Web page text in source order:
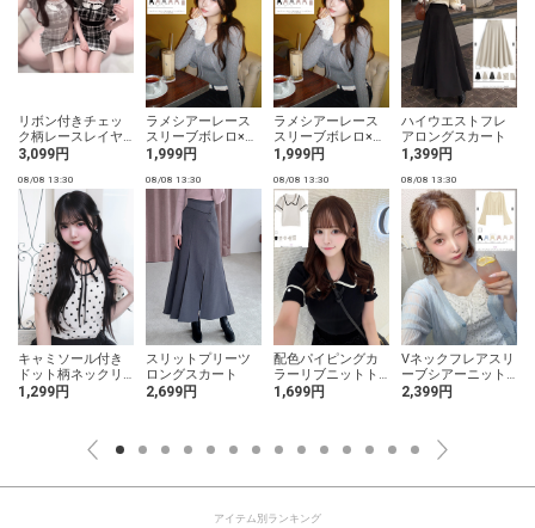
リボン付きチェッ
ク柄レースレイヤ
ード風ニットミニ
3,099円
ラメシアーレース
スリーブボレロ×キ
ャミソールリブニ
1,999円
ラメシアーレース
スリーブボレロ×キ
ャミソールリブニ
1,999円
ハイウエストフレ
アロングスカート
1,399円
08/08 13:30
キャミソール付き
ドット柄ネックリ
ボンパフスリーブ
1,299円
08/08 13:30
スリットプリーツ
ロングスカート
2,699円
08/08 13:30
配色パイピングカ
ラーリブニットト
ップス
1,699円
08/08 13:30
Vネックフレアスリ
ーブシアーニット
カーディガン
2,399円
アイテム別ランキング